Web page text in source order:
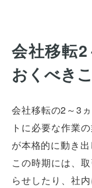
会社移転
おくべき
会社移転の2～3
トに必要な作業
が本格的に動き出
この時期には、
らせしたり、社